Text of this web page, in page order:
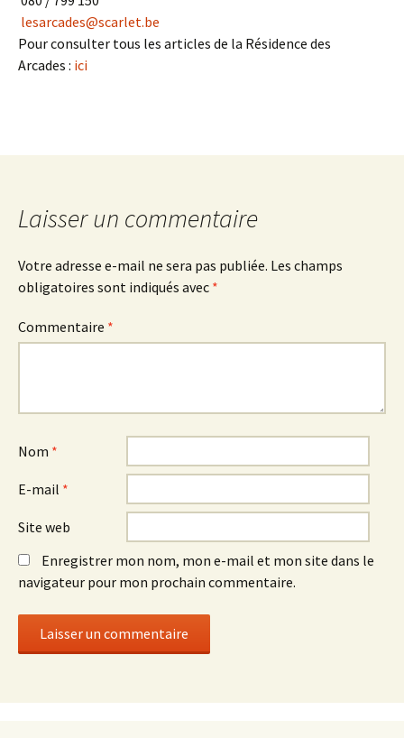
lesarcades@scarlet.be
Pour consulter tous les articles de la Résidence des
Arcades : ici
Laisser un commentaire
Votre adresse e-mail ne sera pas publiée. Les champs
obligatoires sont indiqués avec *
Commentaire *
Nom *
E-mail *
Site web
Enregistrer mon nom, mon e-mail et mon site dans le
navigateur pour mon prochain commentaire.